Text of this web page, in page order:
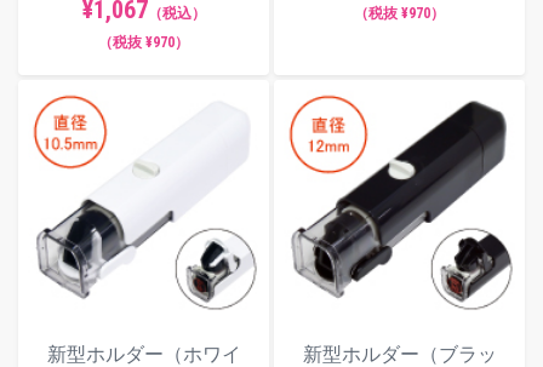
¥1,067 （税込）
（税抜 ¥970）
（税抜 ¥970）
新型ホルダー（ホワイ
新型ホルダー（ブラッ